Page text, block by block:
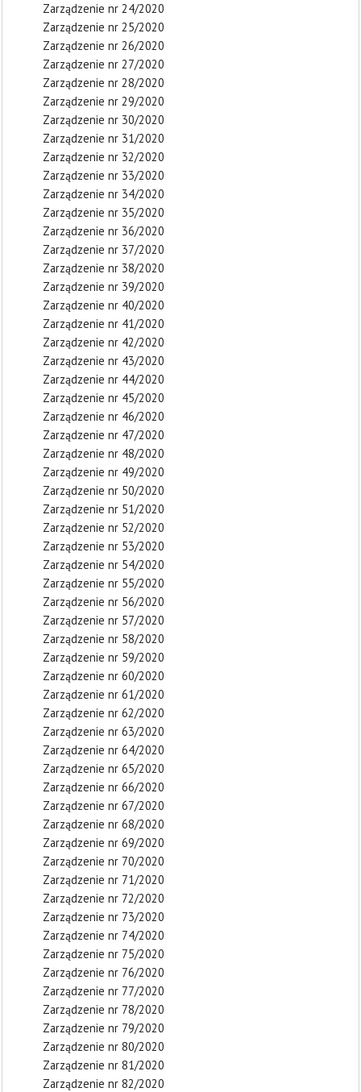
Zarządzenie nr 24/2020
Zarządzenie nr 25/2020
Zarządzenie nr 26/2020
Zarządzenie nr 27/2020
Zarządzenie nr 28/2020
Zarządzenie nr 29/2020
Zarządzenie nr 30/2020
Zarządzenie nr 31/2020
Zarządzenie nr 32/2020
Zarządzenie nr 33/2020
Zarządzenie nr 34/2020
Zarządzenie nr 35/2020
Zarządzenie nr 36/2020
Zarządzenie nr 37/2020
Zarządzenie nr 38/2020
Zarządzenie nr 39/2020
Zarządzenie nr 40/2020
Zarządzenie nr 41/2020
Zarządzenie nr 42/2020
Zarządzenie nr 43/2020
Zarządzenie nr 44/2020
Zarządzenie nr 45/2020
Zarządzenie nr 46/2020
Zarządzenie nr 47/2020
Zarządzenie nr 48/2020
Zarządzenie nr 49/2020
Zarządzenie nr 50/2020
Zarządzenie nr 51/2020
Zarządzenie nr 52/2020
Zarządzenie nr 53/2020
Zarządzenie nr 54/2020
Zarządzenie nr 55/2020
Zarządzenie nr 56/2020
Zarządzenie nr 57/2020
Zarządzenie nr 58/2020
Zarządzenie nr 59/2020
Zarządzenie nr 60/2020
Zarządzenie nr 61/2020
Zarządzenie nr 62/2020
Zarządzenie nr 63/2020
Zarządzenie nr 64/2020
Zarządzenie nr 65/2020
Zarządzenie nr 66/2020
Zarządzenie nr 67/2020
Zarządzenie nr 68/2020
Zarządzenie nr 69/2020
Zarządzenie nr 70/2020
Zarządzenie nr 71/2020
Zarządzenie nr 72/2020
Zarządzenie nr 73/2020
Zarządzenie nr 74/2020
Zarządzenie nr 75/2020
Zarządzenie nr 76/2020
Zarządzenie nr 77/2020
Zarządzenie nr 78/2020
Zarządzenie nr 79/2020
Zarządzenie nr 80/2020
Zarządzenie nr 81/2020
Zarządzenie nr 82/2020